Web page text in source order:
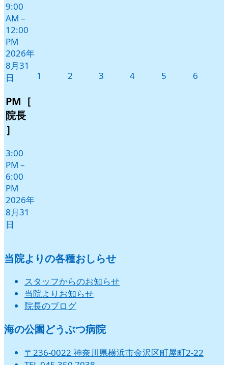
9:00
AM –
12:00
PM
2026年
8月31
日
PM［
院長
］
3:00
PM –
6:00
PM
2026年
8月31
日
1 2 3 42026
5 6
当院よりの各種おしらせ
スタッフからのお知らせ
当院よりお知らせ
院長のブログ
海の公園どうぶつ病院
〒236-0022 神奈川県横浜市金沢区町屋町2-22